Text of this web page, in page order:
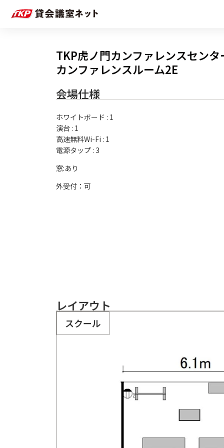
TKP虎ノ門カンファレンスセンタ
カンファレンスルーム2E
会場仕様
ホワイトボード : 1
演台 : 1
高速無料Wi-Fi : 1
電源タップ : 3
外受付：可
レイアウト
スクール